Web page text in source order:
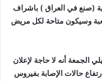
(صنع في العراق ) باشراف
وسيكون متاحة لكل مريض
الجمعة أنه لا حاجة لإعلان
حالات الإصابة بفيروس